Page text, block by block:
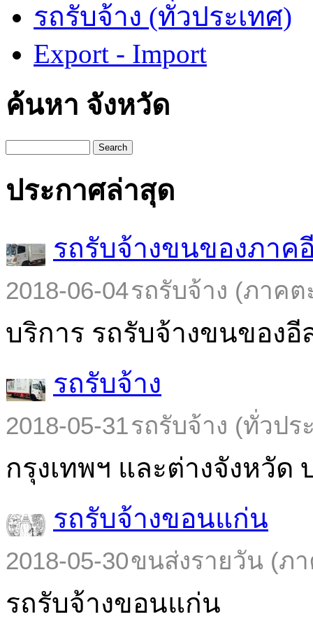
รถรับจ้าง (ทั่วประเทศ)
Export - Import
ค้นหา จังหวัด
Search
ประกาศล่าสุด
รถรับจ้างขนของภาค
2018-06-04รถรับจ้าง (ภาคต
บริการ รถรับจ้างขนของ
รถรับจ้าง
2018-05-31รถรับจ้าง (ทั่วปร
กรุงเทพฯ และต่างจังหวัด
รถรับจ้างขอนแก่น
2018-05-30ขนส่งรายวัน (ภ
รถรับจ้างขอนแก่น